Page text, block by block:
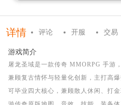
详情 评论 开服 交易
游戏简介
屠龙圣域是一款传奇 MMORPG 手游
兼顾复古情怀与轻量化创新，主打高
可毕业四大核心，兼顾散人休闲、打